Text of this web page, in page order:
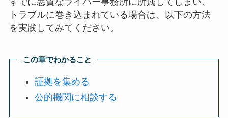
トラブルに巻き込まれている場合は、以下の方法
を実践してみてください。
この章でわかること
証拠を集める
公的機関に相談する